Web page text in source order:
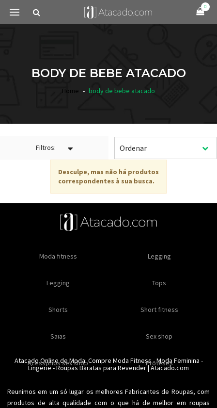
0
BODY DE BEBE ATACADO
Home body de bebe atacado
Filtros:
Desculpe, mas não há produtos
correspondentes à sua busca.
Especial natal Toda loja
Feminino Moda feminina
Moda feminina Moda íntima
Moda fitness Moda praia
Plus size Acessórios femininos
Masculino Moda masculino
Moda masculina Moda intima masculina
Acessórios masculinos Moda íntima
Calcinhas Soutiens
Conjuntos Modeladores
Moda fitness Legging
Legging Tops
Shorts Short fitness
Saias Sex shop
Acessorios sex shop Proteses
Oleos e cremes Comestiveis
Kits Lançamentos
Ofertas Roupas para revender
Atacado Online de Moda: Compre Moda Fitness-Moda Feminina -
Lingerie-Roupas Baratas para Revender| Atacado.com
Reunimos em um só lugar os melhoresFabricantes de Roupas, com
produtos de alta qualidade com o que há de melhor em roupas